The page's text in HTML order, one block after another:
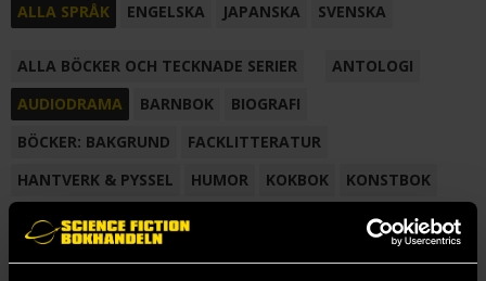
ALLA SPRÅK ENGELSKA JAPANSKA SVENSKA
ALLA BÖCKER OCH TECKNADE SERIER
ANTOLOGI
AUDIODRAMA
BARNBOK
BIOGRAFI
BÖCKER: BAKGRUND
FACKLITTERATUR
HANTVERK & PYSSEL
HUMOR KOKBOK
KONSTBOK
KORTROMAN
LÄROBOK
NOVELL